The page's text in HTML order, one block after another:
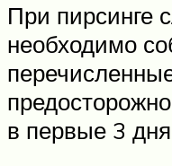
При пирсинге
необходимо
в первые 3